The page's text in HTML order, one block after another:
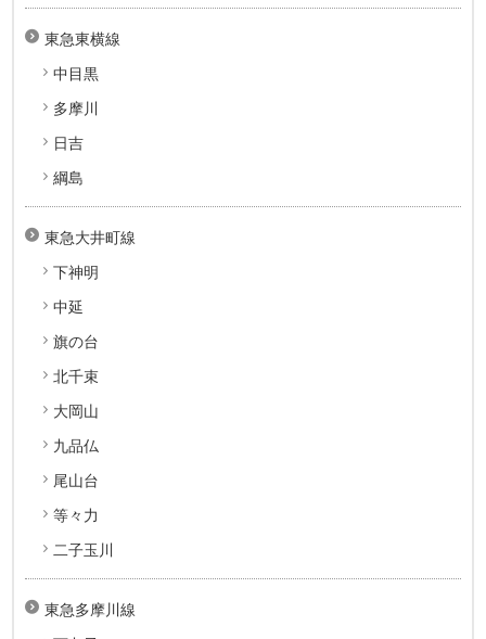
東急東横線
中目黒
多摩川
日吉
綱島
東急大井町線
下神明
中延
旗の台
北千束
大岡山
九品仏
尾山台
等々力
二子玉川
東急多摩川線